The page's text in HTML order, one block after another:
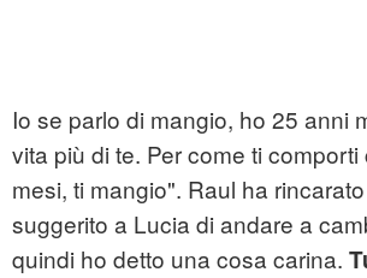
Io se parlo di mangio, ho 25 anni
vita più di te. Per come ti
mesi, ti mangio". Raul ha
suggerito a Lucia di andare a
quindi ho detto una cosa carina.